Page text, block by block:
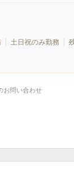
土日祝のみ勤務
お問い合わせ